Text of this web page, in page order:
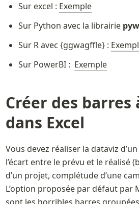
Sur excel : Exemple
Sur Python avec la librairie
Sur R avec {ggwagffle} :
Sur PowerBI : Exemple
Créer des barres
dans Excel
Vous devez réaliser la dataviz
l’écart entre le prévu et le réalisé
d’un projet, complétude d’une
L’option proposée par défaut par